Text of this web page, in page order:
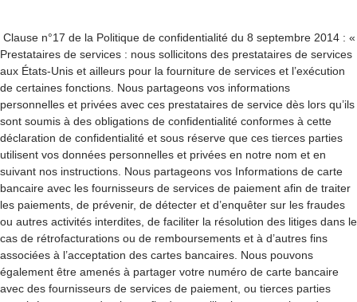
Clause n°17 de la Politique de confidentialité du 8 septembre 2014 : «
Prestataires de services : nous sollicitons des prestataires de services
aux États-Unis et ailleurs pour la fourniture de services et l’exécution
de certaines fonctions. Nous partageons vos informations
personnelles et privées avec ces prestataires de service dès lors qu’ils
sont soumis à des obligations de confidentialité conformes à cette
déclaration de confidentialité et sous réserve que ces tierces parties
utilisent vos données personnelles et privées en notre nom et en
suivant nos instructions. Nous partageons vos Informations de carte
bancaire avec les fournisseurs de services de paiement afin de traiter
les paiements, de prévenir, de détecter et d’enquêter sur les fraudes
ou autres activités interdites, de faciliter la résolution des litiges dans le
cas de rétrofacturations ou de remboursements et à d’autres fins
associées à l’acceptation des cartes bancaires. Nous pouvons
également être amenés à partager votre numéro de carte bancaire
avec des fournisseurs de services de paiement, ou tierces parties